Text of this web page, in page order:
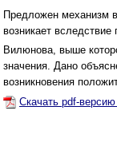
Предложен механизм
возникает
Вилюнова, выше
значения. Дано
возникновения
Скачать pdf-версию